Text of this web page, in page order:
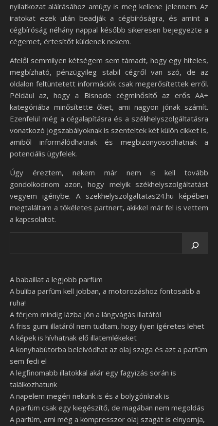
nyilatkozat aláírásához amúgy is meg kellene jelennem. Az
iratokat ezek után beadják a cégbíróságra, és amint a
cégbíróság néhány nappal később sikeresen bejegyezte a
cégemet, értesítőt küldenek nekem.
Afelől semmilyen kétségem sem támadt, hogy egy hiteles,
megbízható, pénzügyileg stabil cégről van szó, de az
oldalon feltüntetett információk csak megerősítettek erről.
Például az, hogy a Bisnode cégminősítő az erős AA+
kategóriába minősítette őket, ami nagyon jónak számít.
Ezenfelül még a cégalapításra és a székhelyszolgáltatásra
vonatkozó jogszabályoknak is szenteltek két külön cikket is,
amiből informálódhatnak és megbizonyosodhatnak a
potenciális ügyfelek.
Úgy éreztem, nekem már nem is kell tovább
gondolkodnom azon, hogy melyik székhelyszolgáltatást
vegyem igénybe. A szekhelyszolgaltatas24.hu képében
megtaláltam a tökéletes partnert, akikkel már fel is vettem
a kapcsolatot.
A babaillat a legjobb parfüm
A buliba parfüm kell jobban, a motorozáshoz fontosabb a
ruha!
A férjem mindig lázba jön a lángvágás illatától
A friss gumi illatáról nem tudtam, hogy ilyen ígéretes lehet
A képek is hívhatnak elő illatemlékeket
A konyhabútorba beleivódhat az olaj szaga és azt a parfüm
sem fedi el
A legfinomabb illatokkal akár egy fagyizás során is
találkozhatunk
A napelem megéri nekünk is és a bolygónknak is
A parfüm csak egy kiegészítő, de magában nem megoldás
A parfüm, ami még a kompresszor olaj szagát is elnyomja,